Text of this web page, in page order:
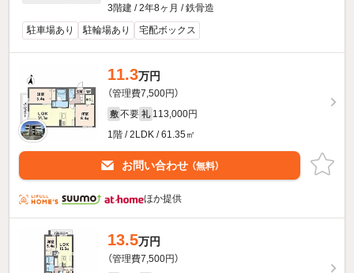
3階建 / 2年8ヶ月 / 鉄骨造
駐車場あり
駐輪場あり 宅配ボックス
11.3万円
（管理費7,500円）
敷 不要 礼 113,000円
1階 / 2LDK / 61.35㎡
お問い合わせ （無料）
ほか提供
13.5万円
（管理費7,500円）